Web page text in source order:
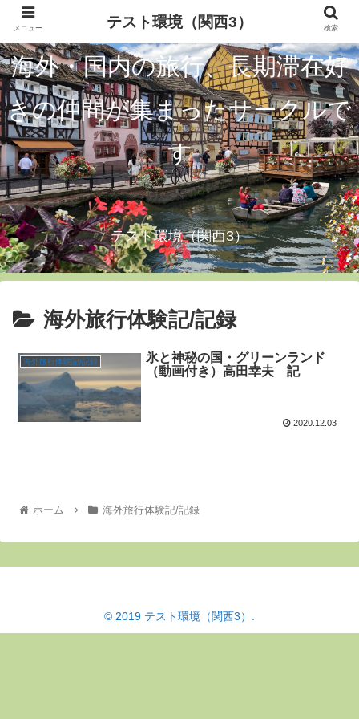
海外・国内の旅行、長期滞在好
きの仲間が集まったサークルで
す
テスト環境（関西3）
海外旅行体験記/記録
海外旅行体験記/記録
氷と神秘の国・グリーンランド
（動画付き）高田幸夫 記
2020.12.03
ホーム 海外旅行体験記/記録
© 2019 テスト環境（関西3）.
メニュー テスト環境（関西3） 検索